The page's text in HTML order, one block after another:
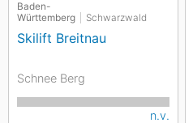
Baden-
Württemberg
Schwarzwald
Skilift Breitnau
Schnee Berg
n.v.